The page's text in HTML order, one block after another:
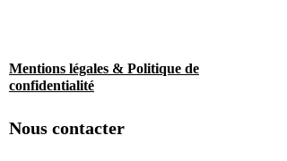
Mentions légales & Politique de
confidentialité
Nous contacter